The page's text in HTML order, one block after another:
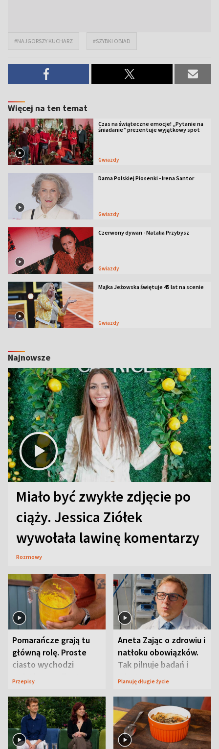
#NAJGORSZY KUCHARZ #SZYBKI OBIAD
Więcej na ten temat
Czas na świąteczne emocje! „Pytanie na
śniadanie” prezentuje wyjątkowy spot
Gwiazdy
Dama Polskiej Piosenki - Irena Santor
Gwiazdy
Czerwony dywan - Natalia Przybysz
Gwiazdy
Majka Jeżowska świętuje 45 lat na scenie
Gwiazdy
Najnowsze
Miało być zwykłe zdjęcie po
ciąży. Jessica Ziółek
wywołała lawinę komentarzy
Rozmowy
Pomarańcze grają tu
główną rolę. Proste
ciasto wychodzi
wyjątkowo wilgotne
Przepisy
Aneta Zając o zdrowiu i
natłoku obowiązków.
Tak pilnuje badań i
wizyt
Planuję długie życie